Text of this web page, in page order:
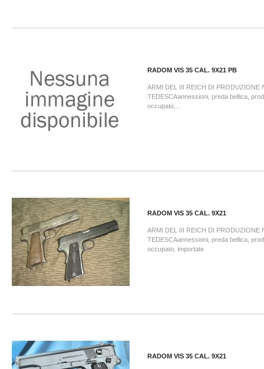
RADOM VIS 35 CAL. 9X21 PB
ARMI DEL III REICH DI PRODUZIONE
TEDESCAannessioni, preda bellica,
occupato,...
RADOM VIS 35 CAL. 9X21
ARMI DEL III REICH DI PRODUZIONE
TEDESCAannessioni, preda bellica,
occupato, importate
RADOM VIS 35 CAL. 9X21